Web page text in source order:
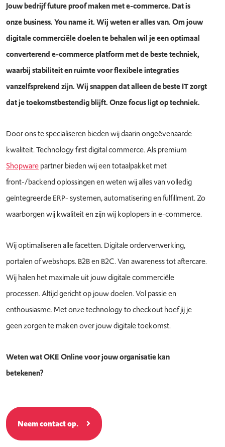
Jouw bedrijf future proof maken met e-commerce. Dat is
onze business. You name it. Wij weten er alles van. Om jouw
digitale commerciële doelen te behalen wil je een optimaal
converterend e-commerce platform met de beste techniek,
waarbij stabiliteit en ruimte voor flexibele integraties
vanzelfsprekend zijn. Wij snappen dat alleen de beste IT zorgt
dat je toekomstbestendig blijft. Onze focus ligt op techniek.
Door ons te specialiseren bieden wij daarin ongeëvenaarde
kwaliteit. Technology first digital commerce. Als premium
Shopwarepartner bieden wij een totaalpakket met
front-/backend oplossingen en weten wij alles van volledig
geïntegreerde ERP- systemen, automatisering en fulfillment. Zo
waarborgen wij kwaliteit en zijn wij koplopers in e-commerce.
Wij optimaliseren alle facetten. Digitale orderverwerking,
portalen of webshops. B2B en B2C. Van awareness tot aftercare.
Wij halen het maximale uit jouw digitale commerciële
processen. Altijd gericht op jouw doelen. Vol passie en
enthousiasme. Met onze technology to checkout hoef jij je
geen zorgen te maken over jouw digitale toekomst.
Weten wat OKE Online voor jouw organisatie kan
betekenen?
Neem contact op.